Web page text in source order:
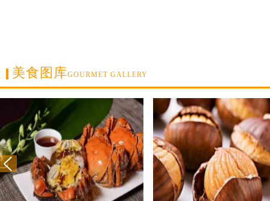
美食图库GOURMET GALLERY